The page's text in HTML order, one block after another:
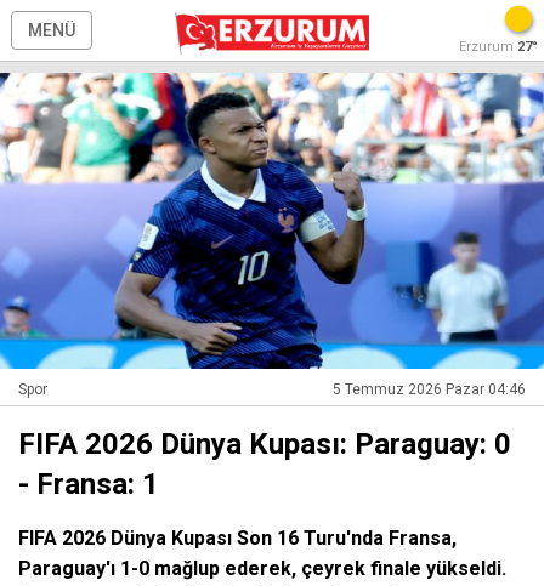
MENÜ
Erzurum 27°
Spor 5 Temmuz 2026 Pazar 04:46
FIFA 2026 Dünya Kupası: Paraguay: 0
- Fransa: 1
FIFA 2026 Dünya Kupası Son 16 Turu'nda Fransa,
Paraguay'ı 1-0 mağlup ederek, çeyrek finale yükseldi.